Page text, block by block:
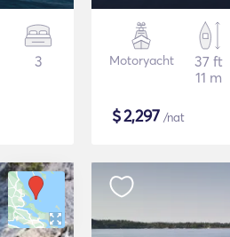
3 Motoryacht
37 ft
11 m
$2,297 /nat